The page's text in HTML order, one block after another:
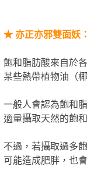
★ 亦正亦邪雙面妖
飽和脂肪酸來自於
某些熱帶植物油（
一般人會認為飽和
適量攝取天然的飽
不過，若攝取過多
可能造成肥胖，也